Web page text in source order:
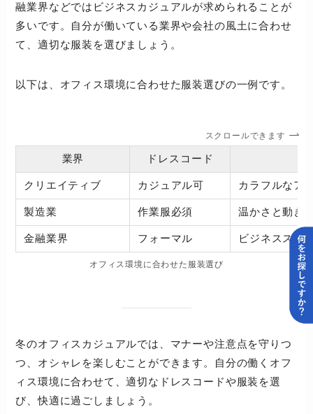
融業界などではビジネスカジュアルが求められることが
多いです。自分が働いている業界や会社の風土に合わせ
て、適切な服装を選びましょう。
以下は、オフィス環境に合わせた服装選びの一例です。
スクロールできます
業界 ドレスコード
クリエイティブ カジュアル可 カラフルなア
製造業 作業服必須 温かさと動き
金融業界 フォーマル ビジネススー
オフィス環境に合わせた服装選び
冬のオフィスカジュアルでは、マナーや注意点を守りつ
つ、オシャレを楽しむことができます。自分の働くオフ
ィス環境に合わせて、適切なドレスコードや服装を選
び、快適に過ごしましょう。